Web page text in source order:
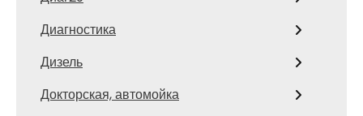
Диагностика
Дизель
Докторская, автомойка